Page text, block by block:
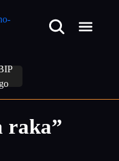
raka”